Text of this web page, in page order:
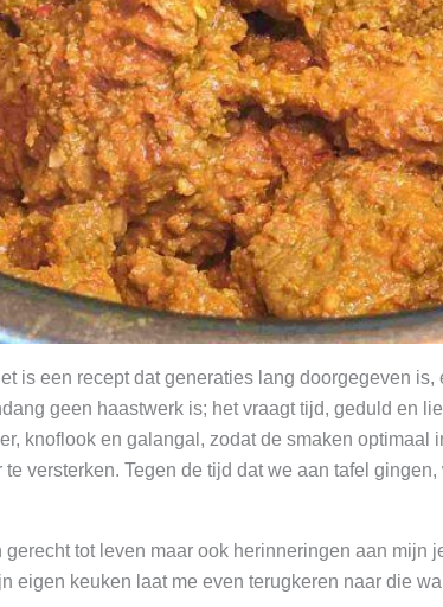
is een recept dat generaties lang doorgegeven
geen haastwerk is; het vraagt tijd, geduld en
knoflook en galangal, zodat de smaken
versterken. Tegen de tijd dat we aan tafel
tot leven maar ook herinneringen aan
eigen keuken laat me even terugkeren naar die